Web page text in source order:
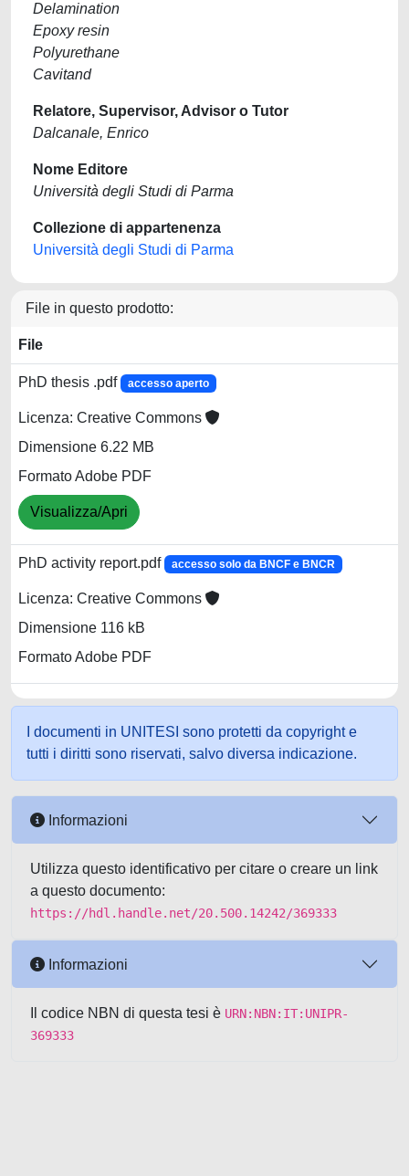
Delamination
Epoxy resin
Polyurethane
Cavitand
Relatore, Supervisor, Advisor o Tutor
Dalcanale, Enrico
Nome Editore
Università degli Studi di Parma
Collezione di appartenenza
Università degli Studi di Parma
File in questo prodotto:
File
PhD thesis .pdf accesso aperto
Licenza: Creative Commons
Dimensione 6.22 MB
Formato Adobe PDF
Visualizza/Apri
PhD activity report.pdf accesso solo da BNCF e BNCR
Licenza: Creative Commons
Dimensione 116 kB
Formato Adobe PDF
I documenti in UNITESI sono protetti da copyright e
tutti i diritti sono riservati, salvo diversa indicazione.
Informazioni
Utilizza questo identificativo per citare o creare un link
a questo documento:
https://hdl.handle.net/20.500.14242/369333
Informazioni
Il codice NBN di questa tesi è URN:NBN:IT:UNIPR-
369333